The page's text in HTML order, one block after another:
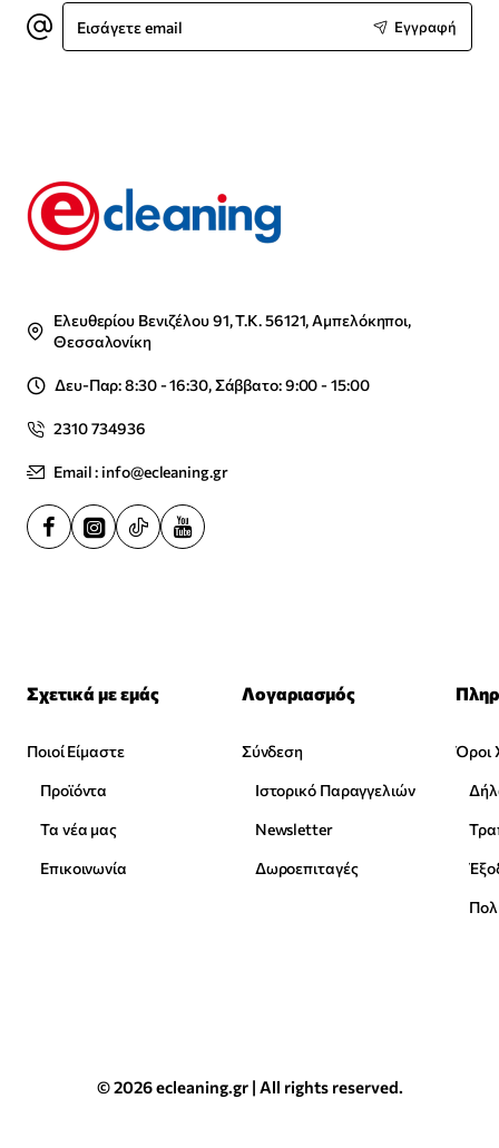
Εισάγετε
email
Εγγραφή
Ελευθερίου Βενιζέλου 91, Τ.Κ. 56121, Αμπελόκηποι,
Θεσσαλονίκη
Δευ-Παρ: 8:30 - 16:30, Σάββατο: 9:00 - 15:00
2310 734936
Email : info@ecleaning.gr
Σχετικά με εμάς
Ποιοί Είμαστε
Προϊόντα
Τα νέα μας
Επικοινωνία
Λογαριασμός
Σύνδεση
Ιστορικό Παραγγελιών
Newsletter
Δωροεπιταγές
Όροι
© 2026 ecleaning.gr | All rights reserved.